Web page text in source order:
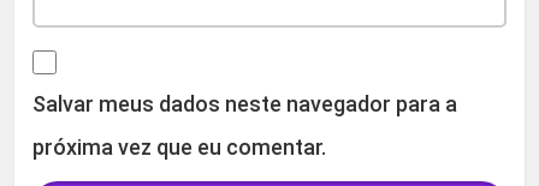
Salvar meus dados neste navegador para a
próxima vez que eu comentar.